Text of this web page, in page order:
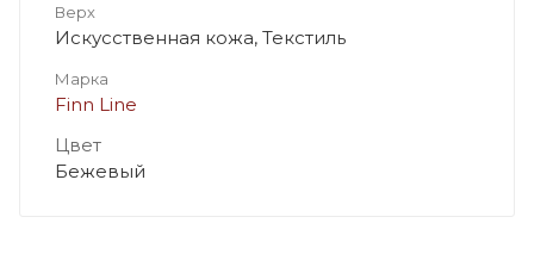
Верх
Искусственная кожа, Текстиль
Марка
Finn Line
Цвет
Бежевый